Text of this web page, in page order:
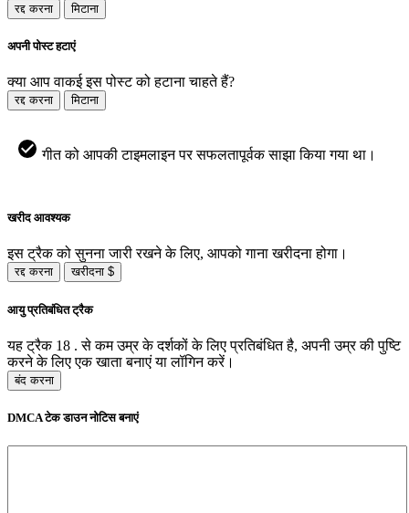
रद्द करना मिटाना
अपनी पोस्ट हटाएं
क्या आप वाकई इस पोस्ट को हटाना चाहते हैं?
रद्द करना मिटाना
गीत को आपकी टाइमलाइन पर सफलतापूर्वक साझा किया गया था।
खरीद आवश्यक
इस ट्रैक को सुनना जारी रखने के लिए, आपको गाना खरीदना होगा।
रद्द करना खरीदना $
आयु प्रतिबंधित ट्रैक
यह ट्रैक 18 . से कम उम्र के दर्शकों के लिए प्रतिबंधित है, अपनी उम्र की पुष्टि
करने के लिए एक खाता बनाएं या लॉगिन करें।
बंद करना
DMCA टेक डाउन नोटिस बनाएं